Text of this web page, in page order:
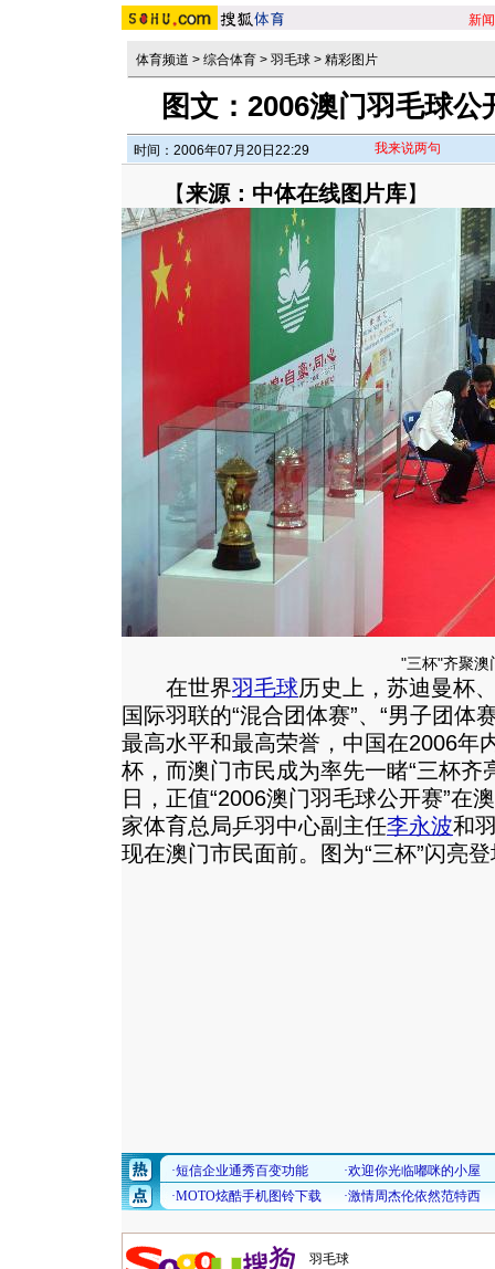
新闻
体育频道 > 综合体育 > 羽毛球 > 精彩图片
图文：2006澳门羽毛球
时间：2006年07月20日22:29 我来说两句
【来源：中体在线图片库】
"三杯"齐聚澳
在世界羽毛球历史上，苏迪曼杯
国际羽联的“混合团体赛”、“男子团体
最高水平和最高荣誉，中国在2006年
杯，而澳门市民成为率先一睹“三杯齐
日，正值“2006澳门羽毛球公开赛”在
家体育总局乒羽中心副主任李永波和
现在澳门市民面前。图为“三杯”闪亮